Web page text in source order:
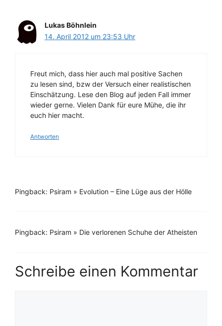
Lukas Böhnlein
14. April 2012 um 23:53 Uhr
Freut mich, dass hier auch mal positive Sachen
zu lesen sind, bzw der Versuch einer realistischen
Einschätzung. Lese den Blog auf jeden Fall immer
wieder gerne. Vielen Dank für eure Mühe, die ihr
euch hier macht.
Antworten
Pingback: Psiram » Evolution – Eine Lüge aus der Hölle
Pingback: Psiram » Die verlorenen Schuhe der Atheisten
Schreibe einen Kommentar